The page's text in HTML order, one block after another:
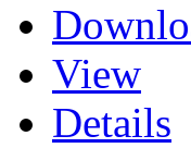
View
Details